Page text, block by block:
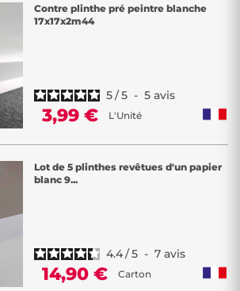
Contre plinthe pré peintre blanche
17x17x2m44
5/5 - 5 avis
3,99 € L'Unité
Lot de 5 plinthes revêtues d'un papier
blanc 9...
4.4/5 - 7 avis
14,90 € Carton